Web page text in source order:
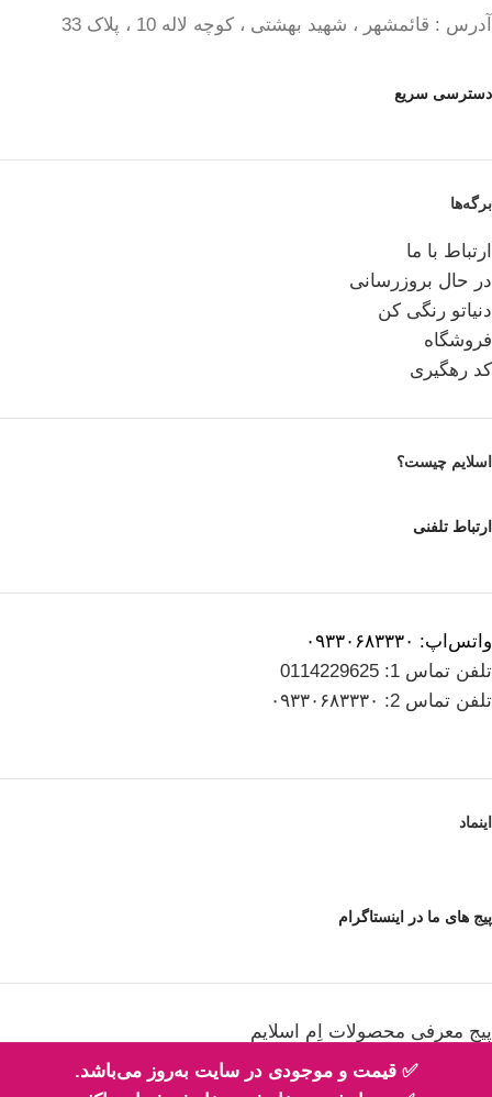
✅ قیمت و موجودی در سایت به‌روز می‌باشد.
آدرس : قائمشهر ، شهید بهشتی ، کوچه لاله 10 ، پلاک 33
دسترسی سریع
برگه‌ها
ارتباط با ما
در حال بروزرسانی
دنیاتو رنگی کن
فروشگاه
کد رهگیری
اسلایم چیست؟
ارتباط تلفنی
واتس‌اپ: ۰۹۳۳۰۶۸۳۳۳۰
تلفن تماس 1: 0114229625
تلفن تماس 2: ۰۹۳۳۰۶۸۳۳۳۰
اینماد
پیج های ما در اینستاگرام
پیج معرفی محصولات اِم اسلایم